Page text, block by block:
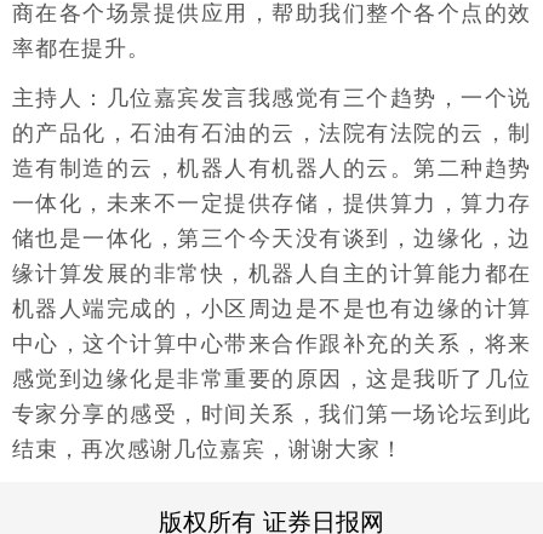
商在各个场景提供应用，帮助我们整个各个点的效
率都在提升。
主持人：几位嘉宾发言我感觉有三个趋势，一个说
的产品化，石油有石油的云，法院有法院的云，制
造有制造的云，机器人有机器人的云。第二种趋势
一体化，未来不一定提供存储，提供算力，算力存
储也是一体化，第三个今天没有谈到，边缘化，边
缘计算发展的非常快，机器人自主的计算能力都在
机器人端完成的，小区周边是不是也有边缘的计算
中心，这个计算中心带来合作跟补充的关系，将来
感觉到边缘化是非常重要的原因，这是我听了几位
专家分享的感受，时间关系，我们第一场论坛到此
结束，再次感谢几位嘉宾，谢谢大家！
版权所有 证券日报网